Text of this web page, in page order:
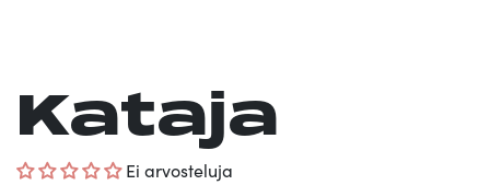
Kataja
Ei arvosteluja